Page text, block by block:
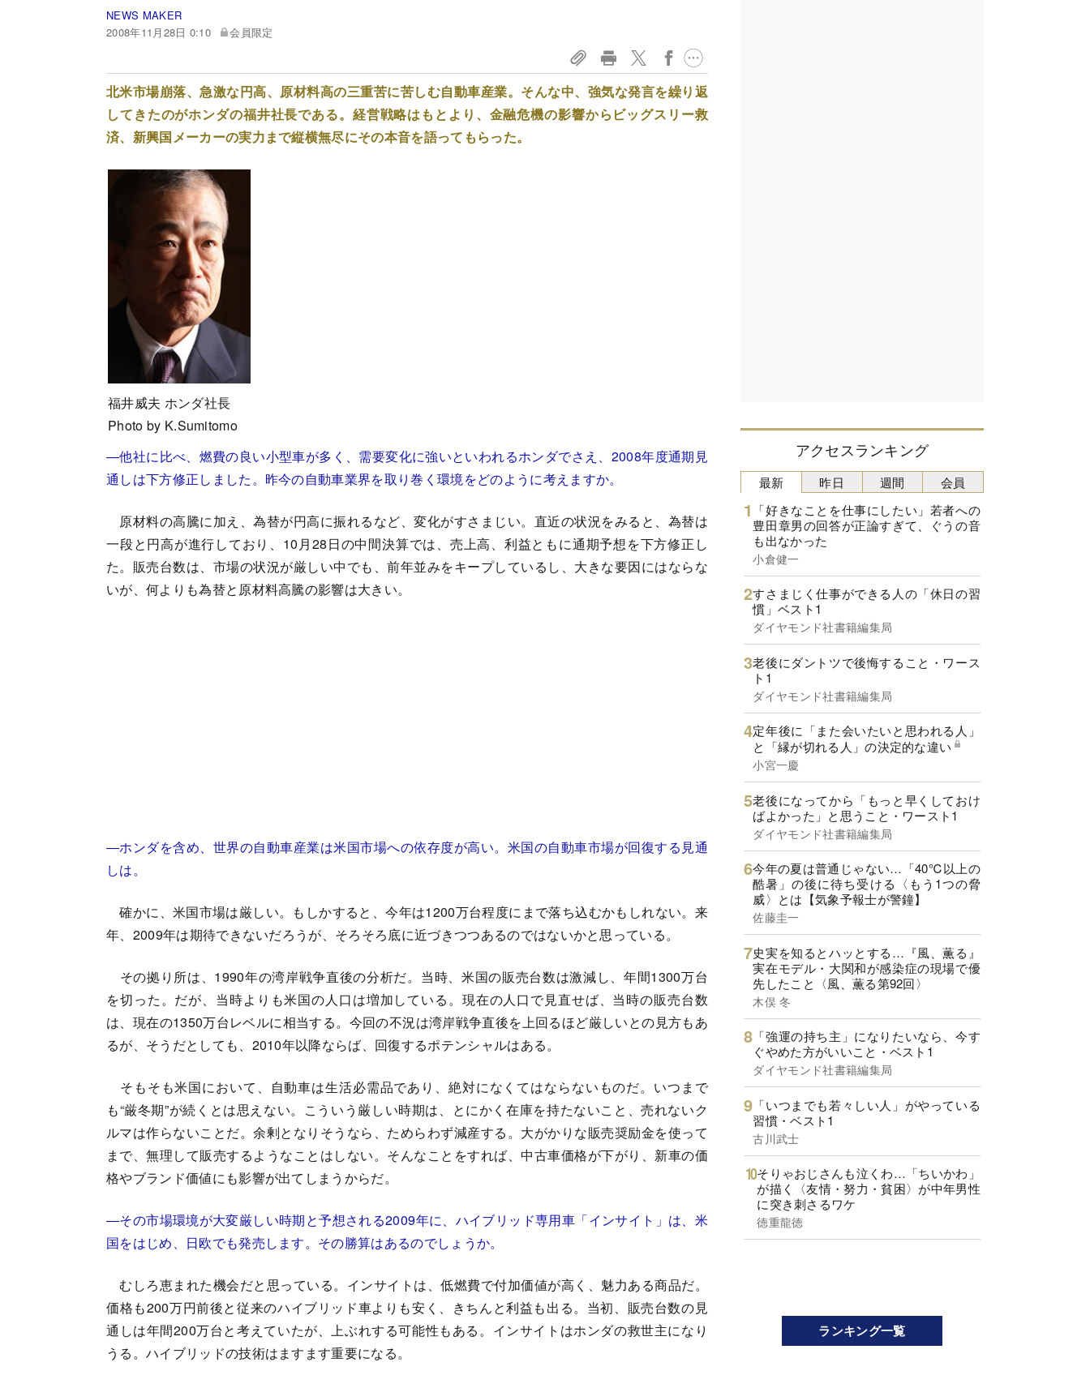
NEWS MAKER
2008年11月28日 0:10
会員限定
北米市場崩落、急激な円高、原材料高の三重苦に苦しむ自動車産業。そんな中、強気な発言を繰り返
してきたのがホンダの福井社長である。経営戦略はもとより、金融危機の影響からビッグスリー救
済、新興国メーカーの実力まで縦横無尽にその本音を語ってもらった。
福井威夫 ホンダ社長
Photo by K.Sumitomo
―他社に比べ、燃費の良い小型車が多く、需要変化に強いといわれるホンダでさえ、2008年度通期見
通しは下方修正しました。昨今の自動車業界を取り巻く環境をどのように考えますか。
原材料の高騰に加え、為替が円高に振れるなど、変化がすさまじい。直近の状況をみると、為替は
一段と円高が進行しており、10月28日の中間決算では、売上高、利益ともに通期予想を下方修正し
た。販売台数は、市場の状況が厳しい中でも、前年並みをキープしているし、大きな要因にはならな
いが、何よりも為替と原材料高騰の影響は大きい。
―ホンダを含め、世界の自動車産業は米国市場への依存度が高い。米国の自動車市場が回復する見通
しは。
確かに、米国市場は厳しい。もしかすると、今年は1200万台程度にまで落ち込むかもしれない。来
年、2009年は期待できないだろうが、そろそろ底に近づきつつあるのではないかと思っている。
その拠り所は、1990年の湾岸戦争直後の分析だ。当時、米国の販売台数は激減し、年間1300万台
を切った。だが、当時よりも米国の人口は増加している。現在の人口で見直せば、当時の販売台数
は、現在の1350万台レベルに相当する。今回の不況は湾岸戦争直後を上回るほど厳しいとの見方もあ
るが、そうだとしても、2010年以降ならば、回復するポテンシャルはある。
そもそも米国において、自動車は生活必需品であり、絶対になくてはならないものだ。いつまで
も“厳冬期”が続くとは思えない。こういう厳しい時期は、とにかく在庫を持たないこと、売れないク
ルマは作らないことだ。余剰となりそうなら、ためらわず減産する。大がかりな販売奨励金を使って
まで、無理して販売するようなことはしない。そんなことをすれば、中古車価格が下がり、新車の価
格やブランド価値にも影響が出てしまうからだ。
―その市場環境が大変厳しい時期と予想される2009年に、ハイブリッド専用車「インサイト」は、米
国をはじめ、日欧でも発売します。その勝算はあるのでしょうか。
むしろ恵まれた機会だと思っている。インサイトは、低燃費で付加価値が高く、魅力ある商品だ。
価格も200万円前後と従来のハイブリッド車よりも安く、きちんと利益も出る。当初、販売台数の見
通しは年間200万台と考えていたが、上ぶれする可能性もある。インサイトはホンダの救世主になり
うる。ハイブリッドの技術はますます重要になる。
アクセスランキング
最新
「好きなことを仕事にしたい」若者への
豊田章男の回答が正論すぎて、ぐうの音
も出なかった
小倉健一
すさまじく仕事ができる人の「休日の習
慣」ベスト1
ダイヤモンド社書籍編集局
老後にダントツで後悔すること・ワース
ト1
ダイヤモンド社書籍編集局
定年後に「また会いたいと思われる人」
と「縁が切れる人」の決定的な違い
小宮一慶
老後になってから「もっと早くしておけ
ばよかった」と思うこと・ワースト1
ダイヤモンド社書籍編集局
今年の夏は普通じゃない…「40℃以上の
酷暑」の後に待ち受ける〈もう1つの脅
威〉とは【気象予報士が警鐘】
佐藤圭一
史実を知るとハッとする…『風、薫る』
実在モデル・大関和が感染症の現場で優
先したこと〈風、薫る第92回〉
木俣 冬
「強運の持ち主」になりたいなら、今す
ぐやめた方がいいこと・ベスト1
ダイヤモンド社書籍編集局
「いつまでも若々しい人」がやっている
習慣・ベスト1
古川武士
そりゃおじさんも泣くわ…「ちいかわ」
が描く〈友情・努力・貧困〉が中年男性
に突き刺さるワケ
徳重龍徳
昨日 週間 会員
ランキング一覧